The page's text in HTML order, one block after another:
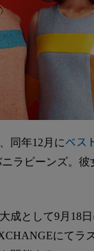
同年12月にベス
ラビーンズ。
成として9月18
にて